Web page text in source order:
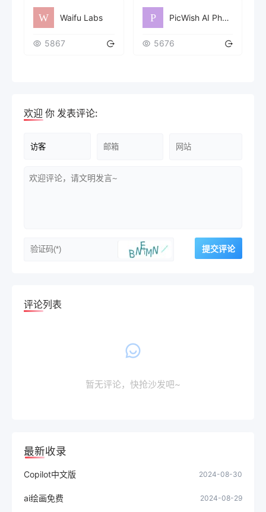
Waifu Labs
5867
PicWish AI Photo Editor
5676
欢迎 你 发表评论:
评论列表
暂无评论，快抢沙发吧~
最新收录
Copilot中文版 2024-08-30
ai绘画免费 2024-08-29